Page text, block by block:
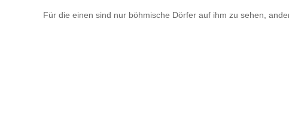
Für die einen sind nur böhmische Dörfer auf ihm zu sehen,